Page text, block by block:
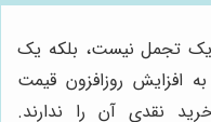
یک تجمل نیست، بلکه یک
روزافزون قیمت
نقدی آن را ندارند.